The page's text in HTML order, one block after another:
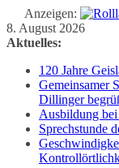
Anzeigen:
Zum
Inhalt
8. August 2026
Aktuelles:
120 Jahre
Gemeinsamer
Dillinger
Ausbildung
Sprechstunde